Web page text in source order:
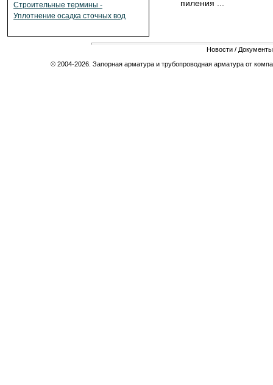
Строительные термины -
Уплотнение осадка сточных вод
пиления ...
Новости / Документы
© 2004-2026. Запорная арматура и трубопроводная арматура от